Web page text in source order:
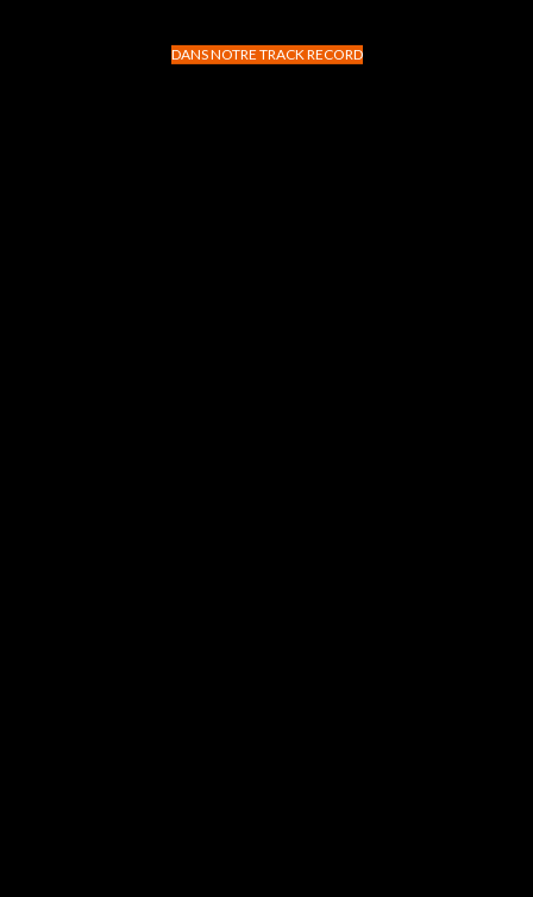
DANS NOTRE TRACK RECORD